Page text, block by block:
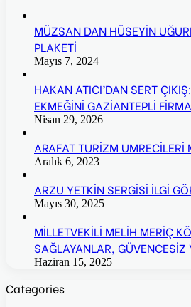
MÜZSAN DAN HÜSEYİN
PLAKETİ
Mayıs 7, 2024
HAKAN ATICI’DAN SERT
EKMEĞİNİ GAZİANTEPLİ
Nisan 29, 2026
ARAFAT TURİZM UMRECİLERİ
Aralık 6, 2023
ARZU YETKİN SERGİSİ İLGİ
Mayıs 30, 2025
MİLLETVEKİLİ MELİH MERİÇ
SAĞLAYANLAR, GÜVENCESİZ
Haziran 15, 2025
Categories